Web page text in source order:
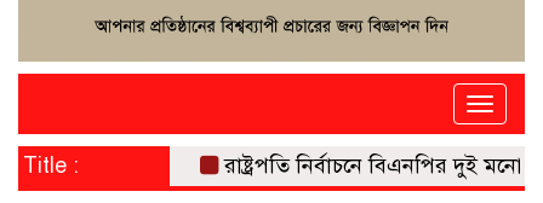
Toggle
Title : রাষ্ট্রপতি নির্বাচনে বিএনপির দুই